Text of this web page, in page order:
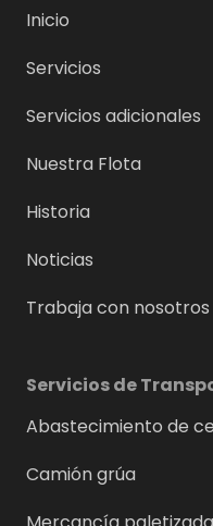
Inicio
Servicios
Servicios adicionales
Nuestra Flota
Historia
Noticias
Trabaja con nosotros
Servicios de
Abastecimiento de
Camión grúa